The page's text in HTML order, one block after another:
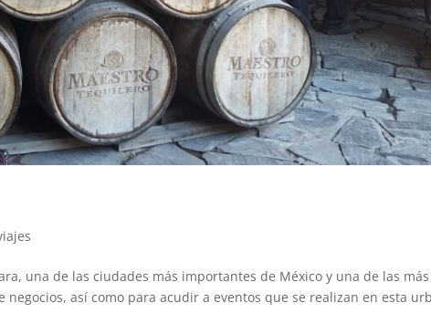
una de las ciudades más importantes de México y una de las más
así como para acudir a eventos que se realizan en esta